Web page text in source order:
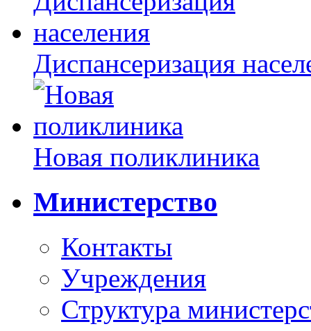
Диспансеризация
Новая поликлиника
Министерство
Контакты
Учреждения
Структура